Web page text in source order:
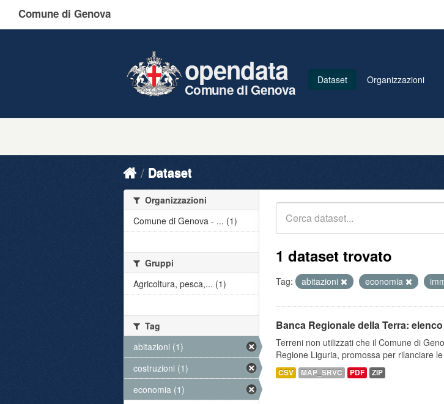
Comune di Genova
opendata
Comune di Genova
Dataset Organizzazioni
Dataset
1 dataset trovato
Tag: abitazioni economia
Banca Regionale della Terra:
Terreni non utilizzati che il Comune di
Regione Liguria, promossa per rilanciare
CSV MAP_SRVC PDF ZIP
Organizzazioni
Comune di Genova - ... (1)
Gruppi
Agricoltura, pesca,... (1)
Tag
abitazioni (1)
costruzioni (1)
economia (1)